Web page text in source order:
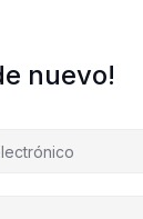
nuevo!